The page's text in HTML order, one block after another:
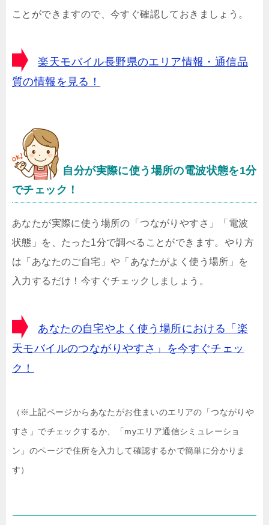
ことができますので、今すぐ確認しておきましょう。
楽天モバイル長野県のエリア情報・通信品
質の情報を見る！
自分が実際に使う場所の電波状態を1分
でチェック！
あなたが実際に使う場所の「つながりやすさ」「電波
状態」を、たった1分で調べることができます。やり方
は「あなたのご自宅」や「あなたがよく使う場所」を
入力するだけ！今すぐチェックしましょう。
あなたの自宅やよく使う場所における「楽
天モバイルのつながりやすさ」を今すぐチェッ
ク！
（※上記ページからあなたがお住まいのエリアの「つながりや
すさ」でチェックするか、「myエリア通信シミュレーショ
ン」のページで住所を入力して確認するかで簡単に分かりま
す）